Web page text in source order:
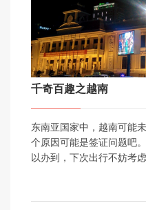
千奇百趣之越南
东南亚国家中，越南可能
个原因可能是签证问题吧
以办到，下次出行不妨考